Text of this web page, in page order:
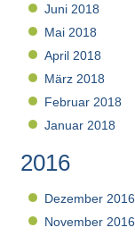
Juni 2018
Mai 2018
April 2018
März 2018
Februar 2018
Januar 2018
2016
Dezember 2016
November 2016